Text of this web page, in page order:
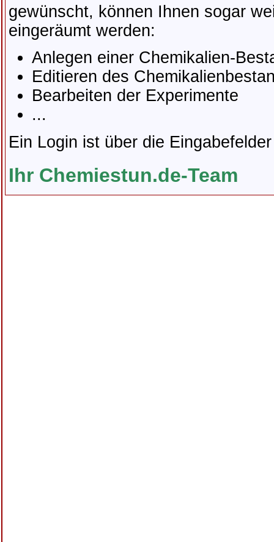
gewünscht, können Ihnen sogar
eingeräumt werden:
Anlegen einer Chemikalien-
Editieren des
Bearbeiten der Experimente
...
Ein Login ist über die
Ihr Chemiestun.de-Team